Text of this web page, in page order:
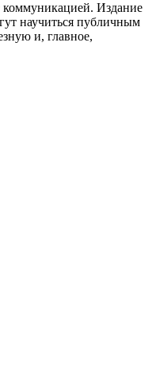
коммуникацией. Издание
научиться публичным
и, главное,